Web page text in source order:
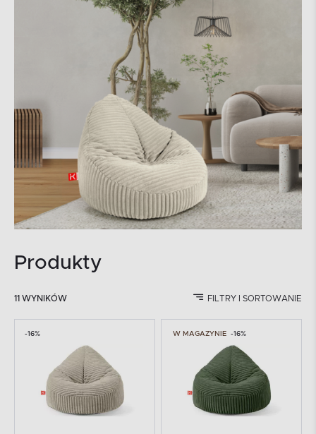
Produkty
11 WYNIKÓW FILTRY I SORTOWANIE
-16% W MAGAZYNIE -16%